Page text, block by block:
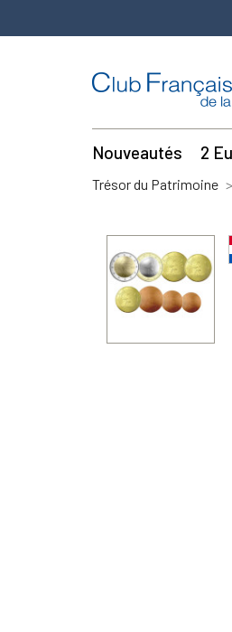
Nouveautés 2
Trésor du Patrimoine